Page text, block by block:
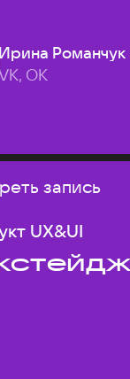
Ирина Романчук
ОК
запись
UX&UI